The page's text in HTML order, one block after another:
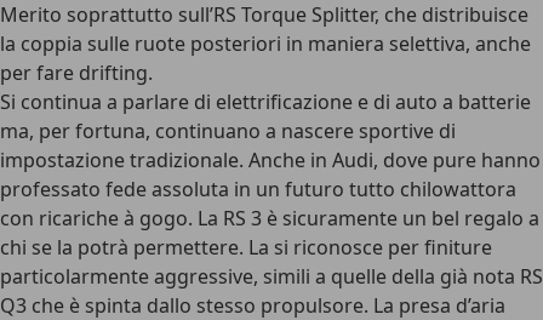
Merito soprattutto sull’RS Torque Splitter, che distribuisce
la coppia sulle ruote posteriori in maniera selettiva, anche
per fare drifting.
Si continua a parlare di elettrificazione e di auto a batterie
ma, per fortuna, continuano a nascere sportive di
impostazione tradizionale. Anche in Audi, dove pure hanno
professato fede assoluta in un futuro tutto chilowattora
con ricariche à gogo. La RS 3 è sicuramente un bel regalo a
chi se la potrà permettere. La si riconosce per finiture
particolarmente aggressive, simili a quelle della già nota RS
Q3 che è spinta dallo stesso propulsore. La presa d’aria